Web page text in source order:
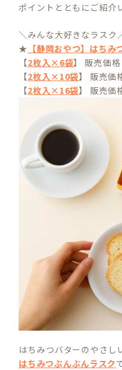
ポイントとともにご紹介
＼みんな大好きなラスク
★ 【静岡おやつ】はちみ
【2枚入×6袋】 販売価
【2枚入×10袋】 販売
【2枚入×16袋】 販売
はちみつバターのやさし
はちみつぶんぶんラスク